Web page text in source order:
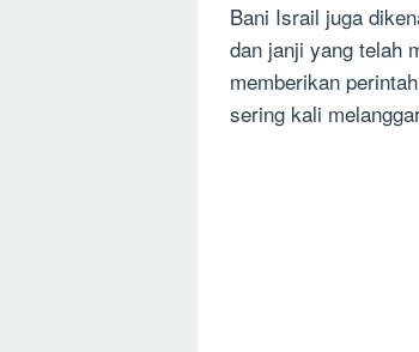
Bani Israil juga
dan janji yang telah
memberikan
sering kali